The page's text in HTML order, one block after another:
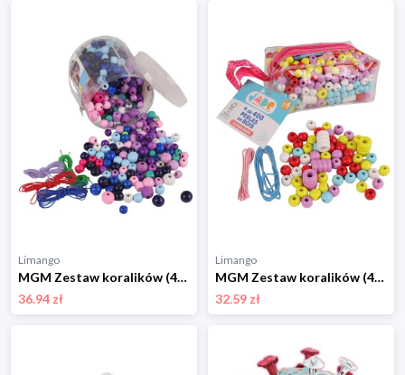
Limango
MGM Zestaw koralików (400 szt.) - 4+ rozmiar: onesize
36.94 zł
Limango
MGM Zestaw koralików (400 szt.) - 4+ rozmiar: onesize
32.59 zł